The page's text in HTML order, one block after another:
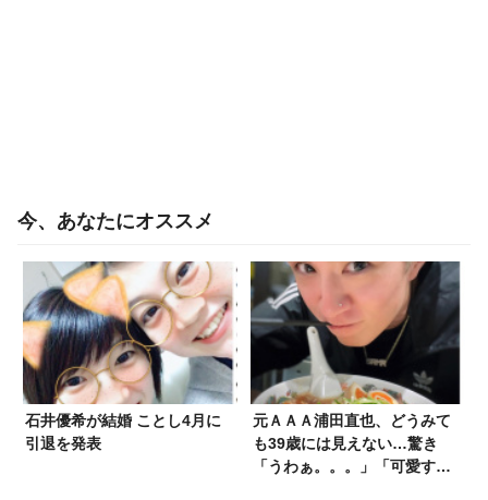
今、あなたにオススメ
石井優希が結婚 ことし4月に
引退を発表
元ＡＡＡ浦田直也、どうみて
も39歳には見えない…驚き
「うわぁ。。。」「可愛すぎ